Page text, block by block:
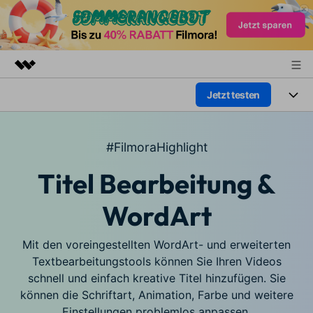
Lösungen
Jetzt testen
Video/Foto
Text
Marketing & Business
Lifestyle & Spaß
Video-Prompts Meisterkurs
Hilfe-Center
#FilmoraHighlight
Titel Bearbeitung &
WordArt
Mit den voreingestellten WordArt- und erweiterten
Textbearbeitungstools können Sie Ihren Videos
schnell und einfach kreative Titel hinzufügen. Sie
können die Schriftart, Animation, Farbe und weitere